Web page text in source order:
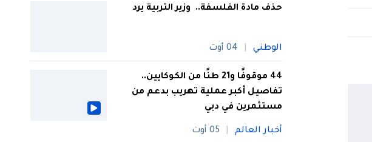
حذف مادة الفلسفة.. وزير التربية يرد
الوطني 04 أوت
44 موقوفًا و21 طنًا من الكوكايين..
تفاصيل أكبر عملية تهريب بدعم من
مستثمرين في دبي
أخبار العالم 05 أوت